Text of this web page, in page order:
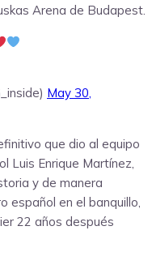
Arena de Budapest.
May 30,
que dio al equipo
Luis Enrique Martínez,
y de manera
español en el banquillo,
22 años después